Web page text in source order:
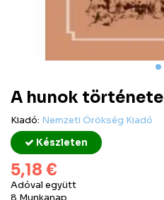
A hunok története
Kiadó: Nemzeti Örökség Kiadó
Készleten
5,18 €
Adóval együtt
8 Munkanap